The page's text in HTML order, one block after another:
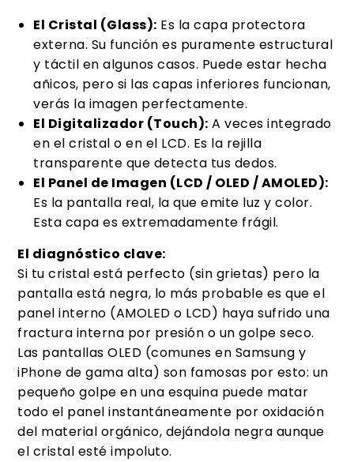
El Cristal (Glass): Es la capa protectora
externa. Su función es puramente estructural
y táctil en algunos casos. Puede estar hecha
añicos, pero si las capas inferiores funcionan,
verás la imagen perfectamente.
El Digitalizador (Touch): A veces integrado
en el cristal o en el LCD. Es la rejilla
transparente que detecta tus dedos.
El Panel de Imagen (LCD / OLED / AMOLED):
Es la pantalla real, la que emite luz y color.
Esta capa es extremadamente frágil.
El diagnóstico clave:
Si tu cristal está perfecto (sin grietas) pero la
pantalla está negra, lo más probable es que el
panel interno (AMOLED o LCD) haya sufrido una
fractura interna por presión o un golpe seco.
Las pantallas OLED (comunes en Samsung y
iPhone de gama alta) son famosas por esto: un
pequeño golpe en una esquina puede matar
todo el panel instantáneamente por oxidación
del material orgánico, dejándola negra aunque
el cristal esté impoluto.